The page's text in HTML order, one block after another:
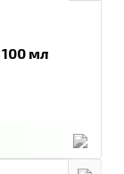
100 мл